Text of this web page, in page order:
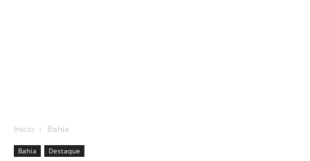
Início Bahia
Bahia Destaque